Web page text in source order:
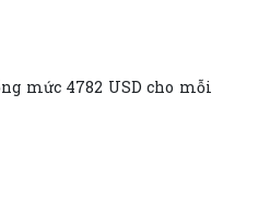
mức 4782 USD cho mỗi